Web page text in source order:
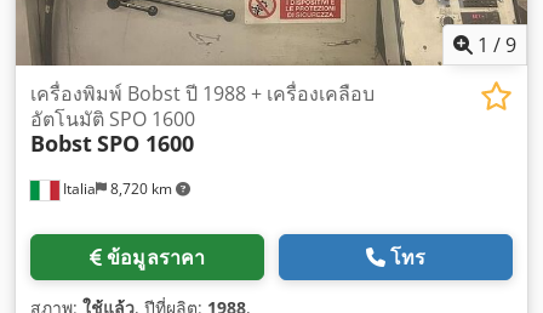
1 /9
Italia 8,720 km
เครื่องพิมพ์ Bobst ปี 1988 + เครื่องเคลือบ
อัตโนมัติ SPO 1600
BobstSPO 1600
ข้อมูลราคา โทร
สภาพ: ใช้แล้ว, ปีที่ผลิต: 1988,